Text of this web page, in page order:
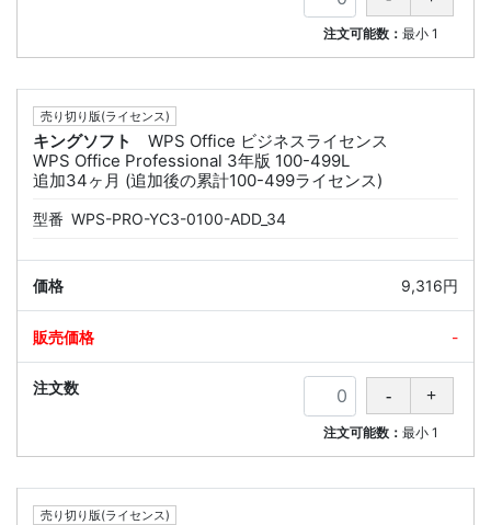
注文可能数：最小 1
売り切り版(ライセンス)
キングソフト
WPS Office ビジネスライセンス
WPS Office Professional 3年版 100-499L
追加34ヶ月 (追加後の累計100-499ライセンス)
型番 WPS-PRO-YC3-0100-ADD_34
9,316円
-
注文可能数：最小 1
売り切り版(ライセンス)